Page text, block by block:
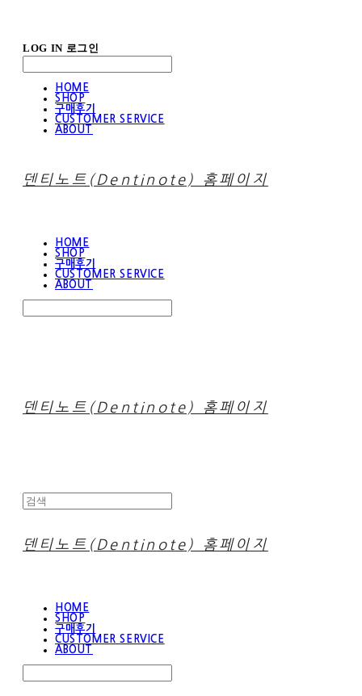
LOG IN 로그인
HOME
SHOP
구매후기
CUSTOMER SERVICE
ABOUT
덴티노트(Dentinote) 홈페이지
HOME
SHOP
구매후기
CUSTOMER SERVICE
ABOUT
덴티노트(Dentinote) 홈페이지
덴티노트(Dentinote) 홈페이지
HOME
SHOP
구매후기
CUSTOMER SERVICE
ABOUT